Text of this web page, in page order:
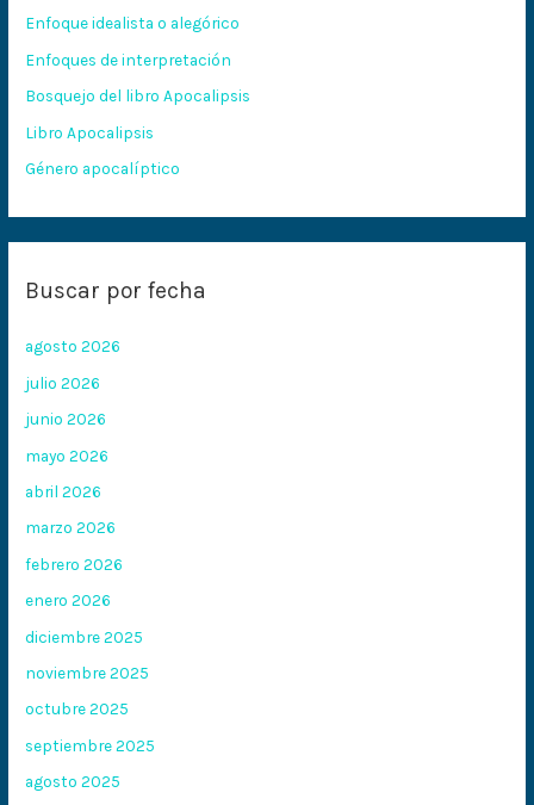
p
o
r
:
Enfoque idealista o alegórico
Enfoques de interpretación
Bosquejo del libro Apocalipsis
Libro Apocalipsis
Género apocalíptico
Buscar por fecha
agosto 2026
julio 2026
junio 2026
mayo 2026
abril 2026
marzo 2026
febrero 2026
enero 2026
diciembre 2025
noviembre 2025
octubre 2025
septiembre 2025
agosto 2025